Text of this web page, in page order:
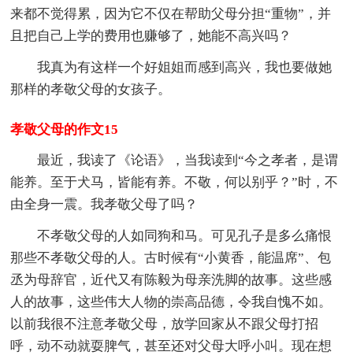
来都不觉得累，因为它不仅在帮助父母分担“重物”，并
且把自己上学的费用也赚够了，她能不高兴吗？
我真为有这样一个好姐姐而感到高兴，我也要做她
那样的孝敬父母的女孩子。
孝敬父母的作文15
最近，我读了《论语》，当我读到“今之孝者，是谓
能养。至于犬马，皆能有养。不敬，何以别乎？”时，不
由全身一震。我孝敬父母了吗？
不孝敬父母的人如同狗和马。可见孔子是多么痛恨
那些不孝敬父母的人。古时候有“小黄香，能温席”、包
丞为母辞官，近代又有陈毅为母亲洗脚的故事。这些感
人的故事，这些伟大人物的崇高品德，令我自愧不如。
以前我很不注意孝敬父母，放学回家从不跟父母打招
呼，动不动就耍脾气，甚至还对父母大呼小叫。现在想